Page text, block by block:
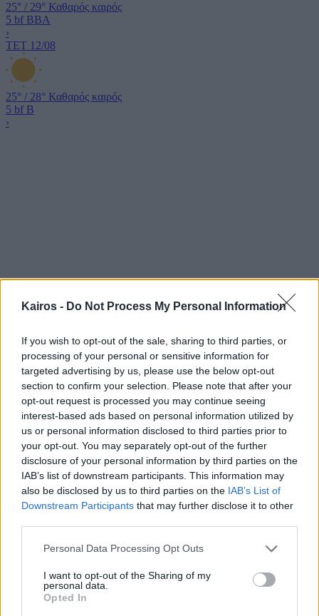
Kairos - Do Not Process My Personal Information
If you wish to opt-out of the sale, sharing to third parties, or
processing of your personal or sensitive information for
targeted advertising by us, please use the below opt-out
section to confirm your selection. Please note that after your
opt-out request is processed you may continue seeing
interest-based ads based on personal information utilized by
us or personal information disclosed to third parties prior to
your opt-out. You may separately opt-out of the further
disclosure of your personal information by third parties on the
IAB’s list of downstream participants. This information may
also be disclosed by us to third parties on the IAB’s List of
Downstream Participants that may further disclose it to other
Please note that this website/app uses one or more Google
not limited to your visit or usage behaviour. You may click to
grant or deny consent to Google and its third-party tags to
use your data for below specified purposes in below Google
Personal Data Processing Opt Outs
I want to opt-out of the Sharing of my
personal data.
Opted In
25° / 29° Καθαρός καιρός
5 bf ΒΒΑ
›
ΤΕΤ 12/08
25° / 28° Καθαρός καιρός
5 bf Β
›
ΠΕΜ 13/08
/ 29°Αραιή Συννεφιά
14/08
26°Αραιή Συννεφιά